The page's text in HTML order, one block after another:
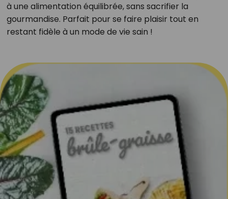
à une alimentation équilibrée, sans sacrifier la
gourmandise. Parfait pour se faire plaisir tout en
restant fidèle à un mode de vie sain !